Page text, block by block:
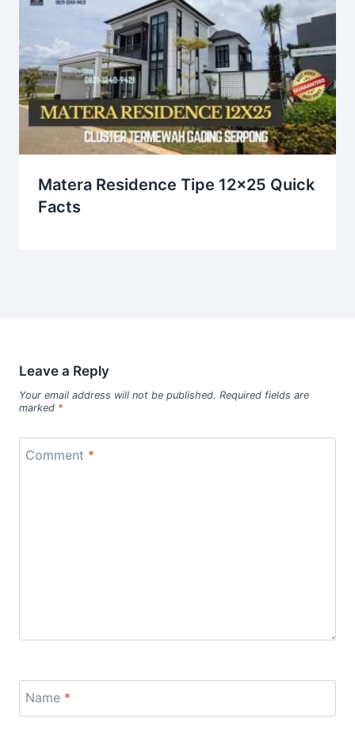
Matera Residence Tipe 12×25 Quick
Facts
Leave a Reply
Your email address will not be published. Required fields are
marked *
Comment *
Name *